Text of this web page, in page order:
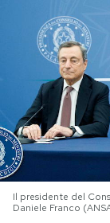
PODCAST
NEWSLETTER
I MIEI
SHOP
Il presidente del
Daniele Franco